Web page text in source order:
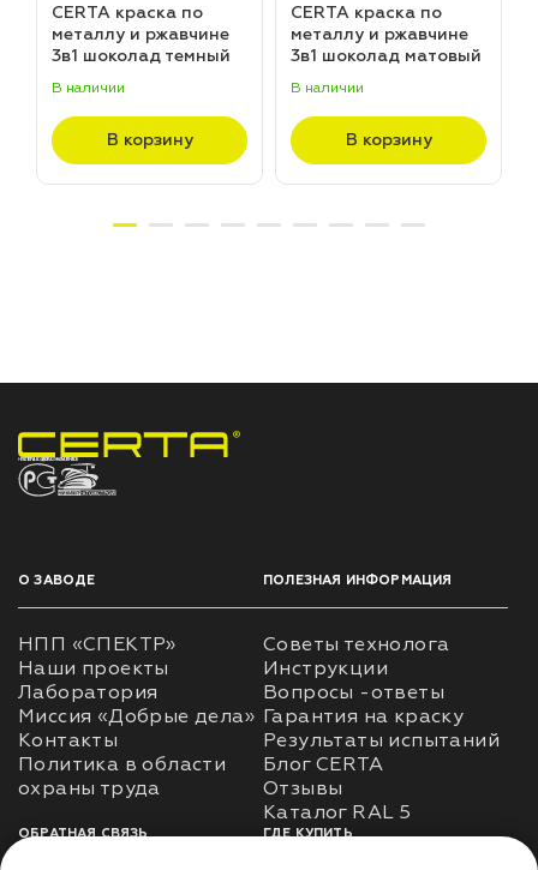
CERTA краска по
металлу и ржавчине
3в1 шоколад темный
(20,0кг)
В наличии
В корзину
CERTA краска по
металлу и ржавчине
3в1 шоколад матовый
В наличии
В корзину
НПП «СПЕКТР» ЗАВОД ЛАКОКРАСОЧНЫХ МАТЕРИАЛОВ
О ЗАВОДЕ
НПП «СПЕКТР»
Наши проекты
Лаборатория
Миссия «Добрые дела»
Контакты
Политика в области
ПОЛЕЗНАЯ ИНФОРМАЦИЯ
Советы технолога
Инструкции
Вопросы -ответы
Гарантия на краску
Результаты испытаний
Блог CERTA
Отзывы
Каталог RAL 5
ОБРАТНАЯ СВЯЗЬ ГДЕ КУПИТЬ